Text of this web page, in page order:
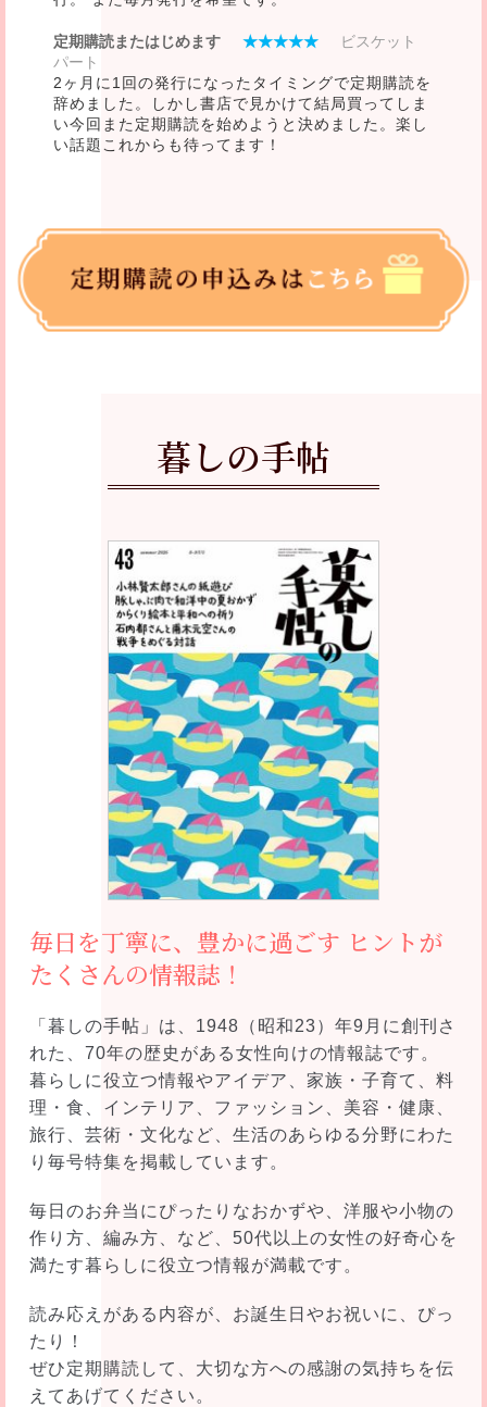
定期購読またはじめます ★★★★★
ビスケット
パート
2ヶ月に1回の発行になったタイミングで定期購読を
辞めました。しかし書店で見かけて結局買ってしま
い今回また定期購読を始めようと決めました。楽し
い話題これからも待ってます！
暮しの手帖
毎日を丁寧に、豊かに過ごす ヒントが
たくさんの情報誌！
「暮しの手帖」は、1948（昭和23）年9月に創刊さ
れた、70年の歴史がある女性向けの情報誌です。
暮らしに役立つ情報やアイデア、家族・子育て、料
理・食、インテリア、ファッション、美容・健康、
旅行、芸術・文化など、生活のあらゆる分野にわた
り毎号特集を掲載しています。
毎日のお弁当にぴったりなおかずや、洋服や小物の
作り方、編み方、など、50代以上の女性の好奇心を
満たす暮らしに役立つ情報が満載です。
読み応えがある内容が、お誕生日やお祝いに、ぴっ
たり！
ぜひ定期購読して、大切な方への感謝の気持ちを伝
えてあげてください。